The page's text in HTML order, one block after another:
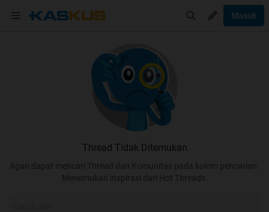
Masuk
Thread Tidak Ditemukan
Agan dapat mencari Thread dan Komunitas pada kolom pencarian.
Menemukan inspirasi dari Hot Threads.